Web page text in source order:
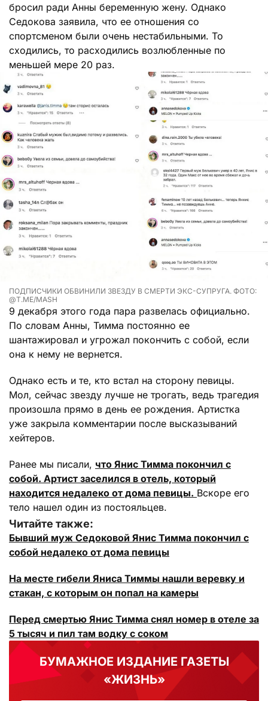
бросил ради Анны беременную жену. Однако
Седокова заявила, что ее отношения со
спортсменом были очень нестабильными. То
сходились, то расходились возлюбленные по
меньшей мере 20 раз.
ПОДПИСЧИКИ ОБВИНИЛИ ЗВЕЗДУ В СМЕРТИ ЭКС-СУПРУГА. ФОТО:
@T.ME/MASH
9 декабря этого года пара развелась официально.
По словам Анны, Тимма постоянно ее
шантажировал и угрожал покончить с собой, если
она к нему не вернется.
Однако есть и те, кто встал на сторону певицы.
Мол, сейчас звезду лучше не трогать, ведь трагедия
произошла прямо в день ее рождения. Артистка
уже закрыла комментарии после высказываний
хейтеров.
Ранее мы писали, что Янис Тимма покончил с
собой. Артист заселился в отель, который
находится недалеко от дома певицы. Вскоре его
тело нашел один из постояльцев.
Читайте также:
Бывший муж Седоковой Янис Тимма покончил с
собой недалеко от дома певицы
На месте гибели Яниса Тиммы нашли веревку и
стакан, с которым он попал на камеры
Перед смертью Янис Тимма снял номер в отеле за
5 тысяч и пил там водку с соком
БУМАЖНОЕ ИЗДАНИЕ ГАЗЕТЫ
«ЖИЗНЬ»